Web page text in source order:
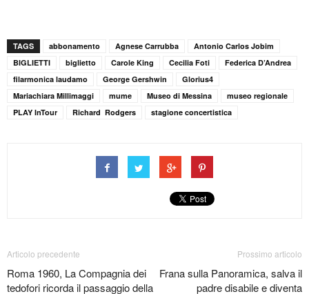
TAGS abbonamento Agnese Carrubba
Antonio Carlos Jobim
BIGLIETTI
biglietto Carole King Cecilia Foti
Federica D’Andrea
filarmonica laudamo
George Gershwin
Glorius4
Mariachiara Millimaggi
mume Museo di Messina
museo regionale
PLAY InTour
Richard Rodgers stagione concertistica
Articolo precedente
Roma 1960, La Compagnia dei
tedofori ricorda il passaggio della
Prossimo articolo
Frana sulla Panoramica, salva il
padre disabile e diventa